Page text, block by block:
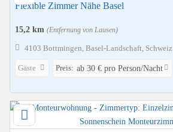
Flexible Zimmer Nähe Basel
15,2 km (Entfernung von Lausen)
4103 Bottmingen, Basel-Landschaft, Schweiz
Gäste Preis: ab 30 € pro Person/Nacht